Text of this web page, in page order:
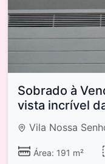
Sobrado à
vista incrível
Vila Nossa
Área: 191 m²